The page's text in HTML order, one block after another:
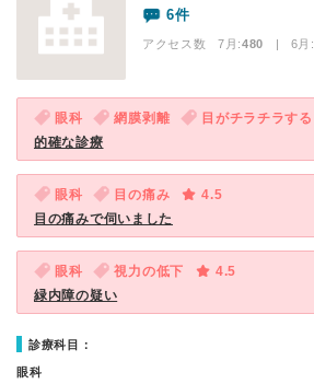
6件
アクセス数 7月:480 | 6月:
眼科 網膜剥離 目がチラチラする
的確な診療
眼科 目の痛み
4.5
目の痛みで伺いました
眼科 視力の低下
4.5
緑内障の疑い
診療科目：
眼科